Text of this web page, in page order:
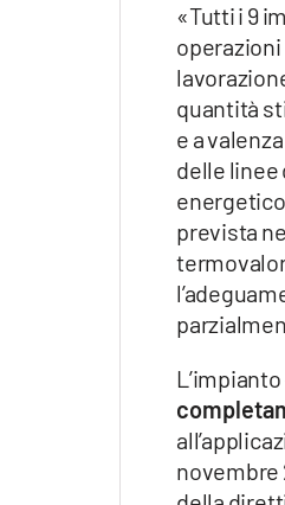
«Tutti i 9
quantità
e a
delle linee
prevista
novembre